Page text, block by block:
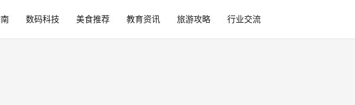
数码科技 美食推荐 教育资讯 旅游攻略 行业交流